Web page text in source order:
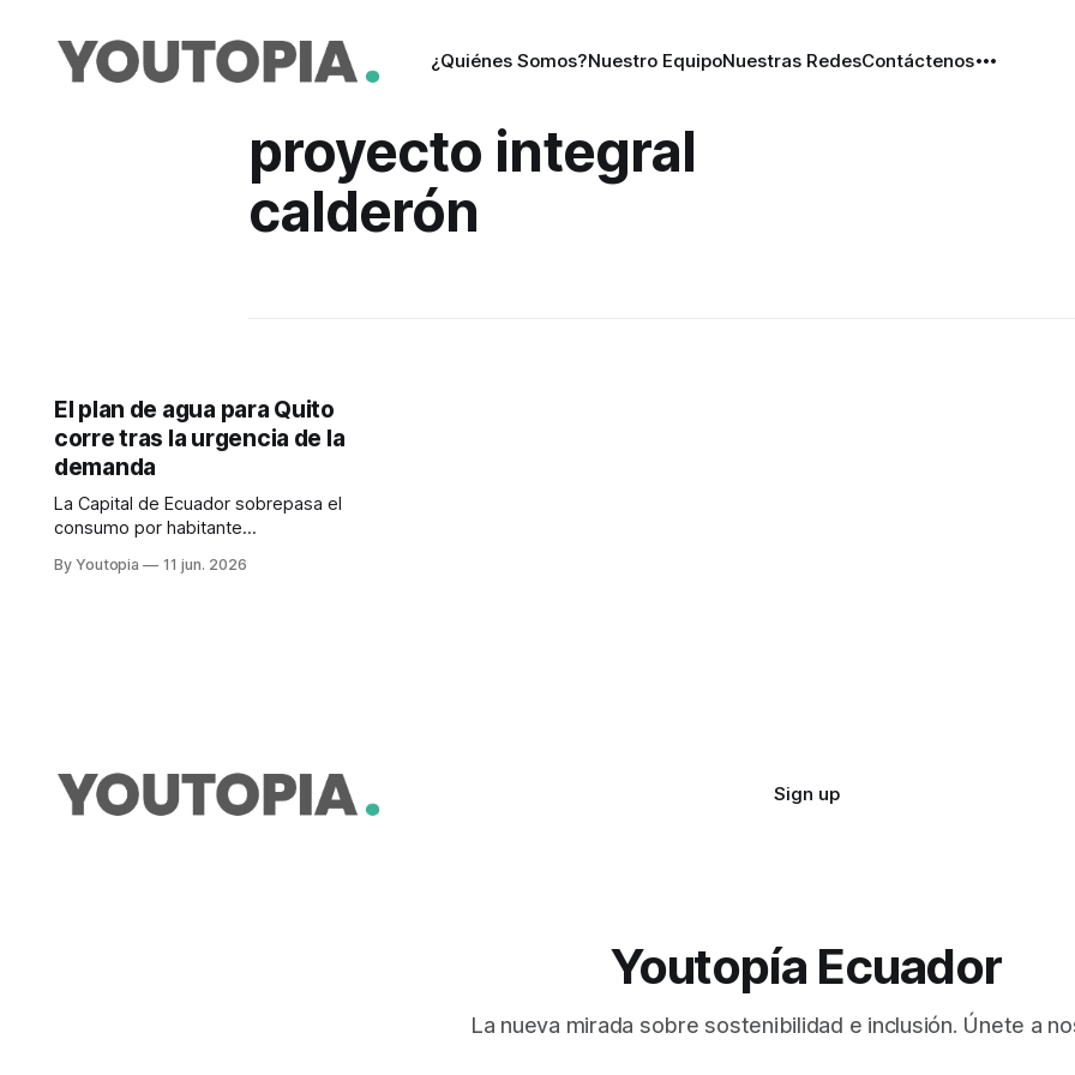
¿Quiénes Somos?Nuestro EquipoNuestras RedesContáctenos
proyecto integral
calderón
El plan de agua para Quito
corre tras la urgencia de la
demanda
La Capital de Ecuador sobrepasa el
consumo por habitante
contemplan los costos de
By Youtopia 11 jun. 2026
Sign up
Youtopía Ecuador
La nueva mirada sobre sostenibilidad e inclusión. Únete a